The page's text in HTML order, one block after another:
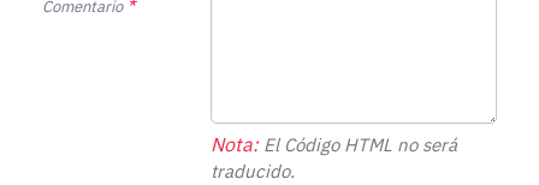
Comentario
Nota:El Código HTML no será
traducido.